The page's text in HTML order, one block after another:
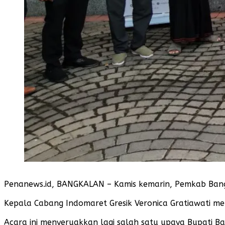
Penanews.id, BANGKALAN – Kamis kemarin, Pemkab
Kepala Cabang Indomaret Gresik Veronica Gratiawati
Acara ini menyeruakkan lagi salah satu upaya Bupati